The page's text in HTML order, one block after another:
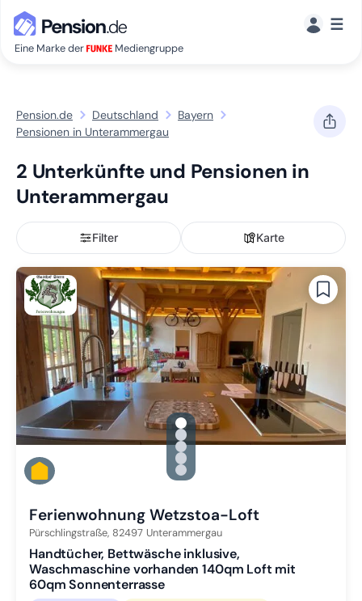
Eine Marke der Mediengruppe
☰
Pension.de Deutschland
Bayern
Pensionen in Unterammergau
2 Unterkünfte und Pensionen in
Unterammergau
Filter Karte
gallery.slide_selector
Zu Slide 1 wechseln
Zu Slide 2 wechseln
Zu Slide 3 wechseln
Zu Slide 4 wechseln
Zu Slide 5 wechseln
Ferienwohnung Wetzstoa-Loft
Pürschlingstraße, 82497 Unterammergau
Handtücher, Bettwäsche inklusive,
Waschmaschine vorhanden 140qm Loft mit
60qm Sonnenterrasse